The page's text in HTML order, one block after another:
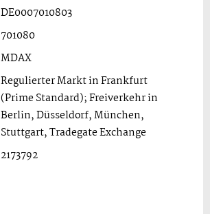
DE0007010803
701080
MDAX
Regulierter Markt in Frankfurt
(Prime Standard); Freiverkehr in
Berlin, Düsseldorf, München,
Stuttgart, Tradegate Exchange
2173792